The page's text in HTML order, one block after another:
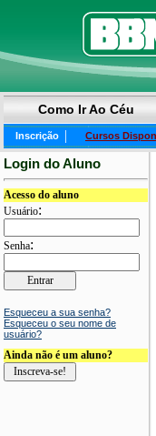
Como Ir Ao Céu
Inscrição | Cursos
Login do Aluno
Acesso do aluno
Usuário:
Senha:
Esqueceu a sua senha?
Esqueceu o seu nome de
usuário?
Ainda não é um aluno?